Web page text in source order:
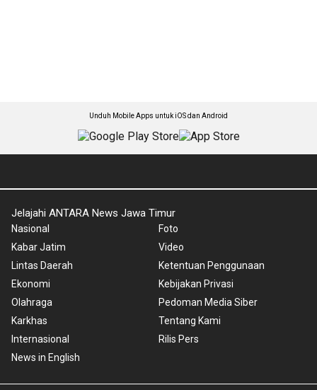
Unduh Mobile Apps untuk iOS dan Android
Jelajahi ANTARA News Jawa Timur
Nasional
Kabar Jatim
Lintas Daerah
Ekonomi
Olahraga
Karkhas
Internasional
News in English
Foto
Video
Ketentuan Penggunaan
Kebijakan Privasi
Pedoman Media Siber
Tentang Kami
Rilis Pers